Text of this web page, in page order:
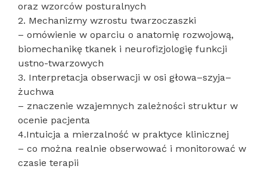
oraz wzorców posturalnych
2. Mechanizmy wzrostu twarzoczaszki
– omówienie w oparciu o anatomię rozwojową,
biomechanikę tkanek i neurofizjologię funkcji
ustno-twarzowych
3. Interpretacja obserwacji w osi głowa–szyja–
żuchwa
– znaczenie wzajemnych zależności struktur w
ocenie pacjenta
4.Intuicja a mierzalność w praktyce klinicznej
– co można realnie obserwować i monitorować w
czasie terapii